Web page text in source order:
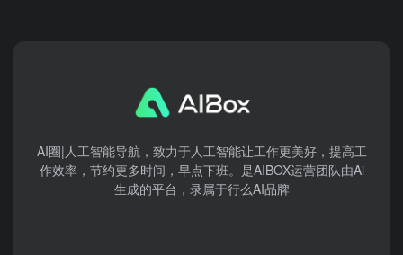
AI圈|人工智能导航，致力于人工智能让工作更美好，提高工
作效率，节约更多时间，早点下班。是AIBOX运营团队由Ai
生成的平台，录属于行么AI品牌